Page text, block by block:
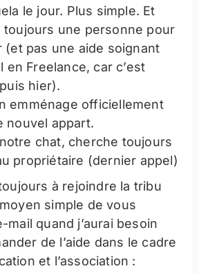
le jour. Plus simple. Et
toujours une personne pour
(et pas une aide soignant
en Freelance, car c’est
hier).
emménage officiellement
nouvel appart.
chat, cherche toujours
propriétaire (dernier appel)
à rejoindre la tribu
simple de vous
quand j’aurai besoin
de l’aide dans le cadre
et l’association :